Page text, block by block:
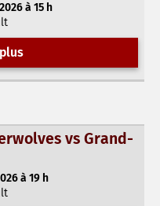
à 15 h
vs Grand-
à 19 h